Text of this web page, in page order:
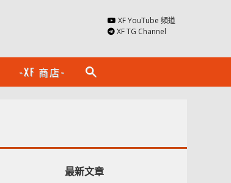
XF YouTube 頻道
XF TG Channel
-XF 商店- search
最新文章